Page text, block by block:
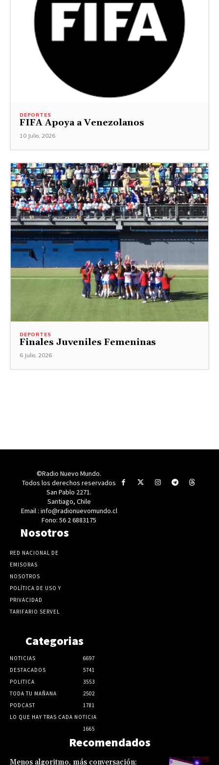
DEPORTES
FIFA Apoya a Venezolanos
10 Julio, 2026
DEPORTES
Finales Juveniles Femeninas
6 Julio, 2026
©Radio Nuevo Mundo.
Todos los derechos reservados
San Pablo 2271.
Santiago, Chile
Email : info@radionuevomundo.cl
Fono: 56 2 6883175
Nosotros
RED NACIONAL DE
EMISORAS
NOSOTROS
POLÍTICA DE USO Y
PRIVACIDAD
TARIFARIO SERVEL
Categorias
NOTICIAS
6697
DESTACADOS
5741
POLITICA
3553
TODA TU MAÑANA
2502
PODCAST
1781
LO QUE HAY TRAS CADA NOTICIA
1665
Recomendados
Menos algoritmo, más conversación: